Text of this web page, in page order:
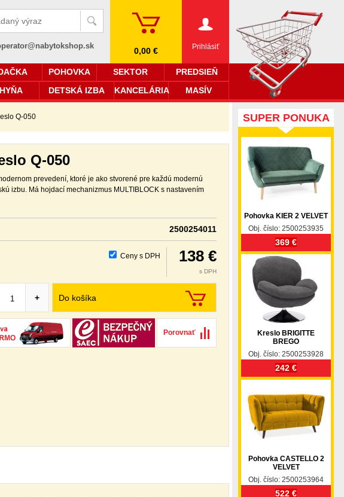
Prihlásiť
0,00 €
Q-050
Q-050
prevedení, ktoré je ako stvorené pre každú modernú
izbu. Má hojdací mechanizmus MULTIBLOCK s nastavením
2500254011
Ceny s DPH 138 €
s DPH
Do košíka
+
Porovnať
SUPER PONUKA
Pohovka KIER 2 VELVET
Obj. číslo: 2500253935
369 €
Kreslo BRIGITTE
BREGO
Obj. číslo: 2500253928
242 €
Pohovka CASTELLO 2
VELVET
Obj. číslo: 2500253964
522 €
POHOVKA SEKTOR
PREDSIEŇ
DETSKÁ IZBA KANCELÁRIA MASÍV